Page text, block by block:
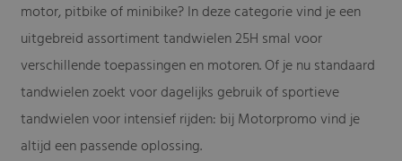
motor, pitbike of minibike? In deze categorie vind je een
uitgebreid assortiment tandwielen 25H smal voor
verschillende toepassingen en motoren. Of je nu standaard
tandwielen zoekt voor dagelijks gebruik of sportieve
tandwielen voor intensief rijden: bij Motorpromo vind je
altijd een passende oplossing.